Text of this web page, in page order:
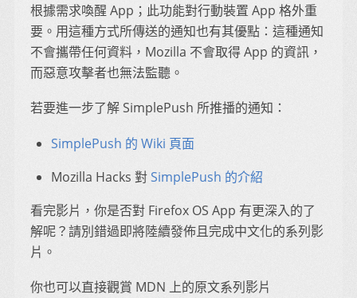
根據需求喚醒 App；此功能對行動裝置 App 格外重
要。用這種方式所傳送的通知也有其優點：這種通知
不會攜帶任何資料，Mozilla 不會取得 App 的資訊，
而惡意攻擊者也無法監聽。
若要進一步了解 SimplePush 所推播的通知：
SimplePush 的 Wiki 頁面
Mozilla Hacks 對SimplePush 的介紹
看完影片，你是否對 Firefox OS App 有更深入的了
解呢？請別錯過即將陸續發佈且完成中文化的系列影
片。
你也可以直接觀賞 MDN 上的原文系列影片